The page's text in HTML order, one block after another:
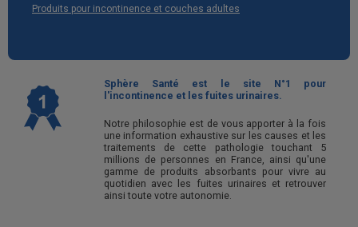
Produits pour incontinence et couches adultes
Sphère Santé est le site N°1 pour
l'incontinence et les fuites urinaires.
Notre philosophie est de vous apporter à la fois
une information exhaustive sur les causes et les
traitements de cette pathologie touchant 5
millions de personnes en France, ainsi qu'une
gamme de produits absorbants pour vivre au
quotidien avec les fuites urinaires et retrouver
ainsi toute votre autonomie.